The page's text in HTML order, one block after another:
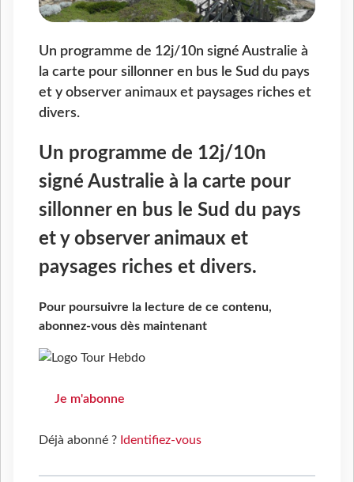
Un programme de 12j/10n signé Australie à
la carte pour sillonner en bus le Sud du pays
et y observer animaux et paysages riches et
divers.
Un programme de 12j/10n
signé Australie à la carte pour
sillonner en bus le Sud du pays
et y observer animaux et
paysages riches et divers.
Pour poursuivre la lecture de ce contenu,
abonnez-vous dès maintenant
Je m'abonne
Déjà abonné ? Identifiez-vous